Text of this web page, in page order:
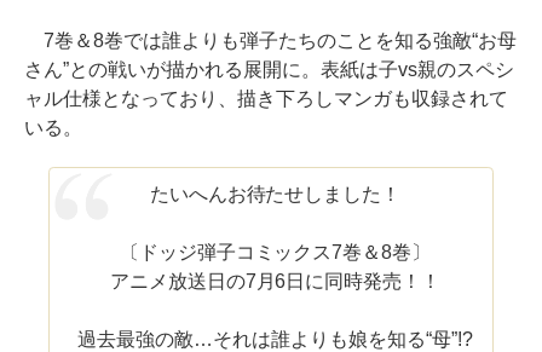
7巻＆8巻では誰よりも弾子たちのことを知る強敵“お母
さん”との戦いが描かれる展開に。表紙は子vs親のスペシ
ャル仕様となっており、描き下ろしマンガも収録されて
いる。
たいへんお待たせしました！
〔ドッジ弾子コミックス7巻＆8巻〕
アニメ放送日の7月6日に同時発売！！
過去最強の敵…それは誰よりも娘を知る“母”!?